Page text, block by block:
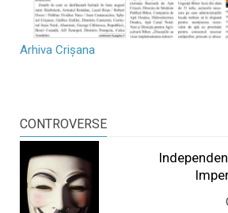
Arhiva Crișana
CONTROVERSE